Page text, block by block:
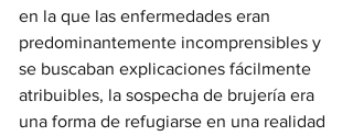
en la que las enfermedades eran
predominantemente incomprensibles y
se buscaban explicaciones fácilmente
atribuibles, la sospecha de brujería era
una forma de refugiarse en una realidad